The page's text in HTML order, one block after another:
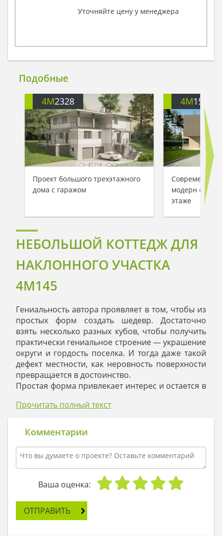
Уточняйте цену у менеджера
Подобные
4M2328
Проект большого трехэтажного
дома с гаражом
4M153
Современный
модерн с
этаже
НЕБОЛЬШОЙ КОТТЕДЖ ДЛЯ
НАКЛОННОГО УЧАСТКА
4M145
Гениальность автора проявляет в том, чтобы из
простых форм создать шедевр. Достаточно
взять несколько разных кубов, чтобы получить
практически гениальное строение — украшение
округи и гордость поселка. И тогда даже такой
дефект местности, как неровность поверхности
превращается в достоинство.
Простая форма привлекает интерес и остается в
строения применяются фигуры разного
декорированные деревом. Прозрачные сплошь
из стекла кубы сочетаются с гладкими формами,
лишенными окон. Все вместе образует
комфортное жилье, которому на долгие годы
суждено оставаться модным и современным.
Широкий гараж получит высокую оценку от
рассчитанном на два автомобиля и создании
комфортных условий для техобслуживания.
Прочитать полный текст
Комментарии
Ваша оценка:
ОТПРАВИТЬ